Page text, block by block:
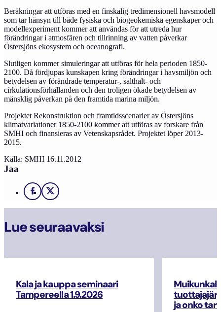
Beräkningar att utföras med en finskalig tredimensionell havsmodell
som tar hänsyn till både fysiska och biogeokemiska egenskaper och
modellexperiment kommer att användas för att utreda hur
förändringar i atmosfären och tillrinning av vatten påverkar
Östersjöns ekosystem och oceanografi.
Slutligen kommer simuleringar att utföras för hela perioden 1850-
2100. Då fördjupas kunskapen kring förändringar i havsmiljön och
betydelsen av förändrade temperatur-, salthalt- och
cirkulationsförhållanden och den troligen ökade betydelsen av
mänsklig påverkan på den framtida marina miljön.
Projektet Rekonstruktion och framtidsscenarier av Östersjöns
klimatvariationer 1850-2100 kommer att utföras av forskare från
SMHI och finansieras av Vetenskapsrådet. Projektet löper 2013-
2015.
Källa: SMHI 16.11.2012
Jaa
Facebook
X
Lue seuraavaksi
Kala ja kauppa seminaari
Tampereella 1.9.2026
ja onko